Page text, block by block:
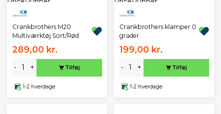
Crankbrothers M20
Multiværktøj Sort/Rød
289,00 kr.
- + Tilføj
1-2 hverdage
Crankbrothers klamper 0
grader
199,00 kr.
- + Tilføj
1-2 hverdage